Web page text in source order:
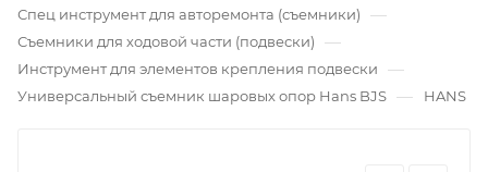
Спец инструмент для авторемонта (съемники) —
Съемники для ходовой части (подвески) —
Инструмент для элементов крепления подвески —
Универсальный съемник шаровых опор Hans BJS — HANS